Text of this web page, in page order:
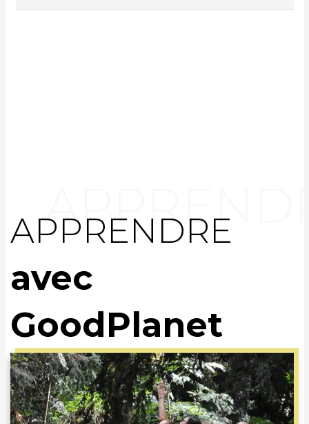
APPRENDRE
avec
GoodPlanet